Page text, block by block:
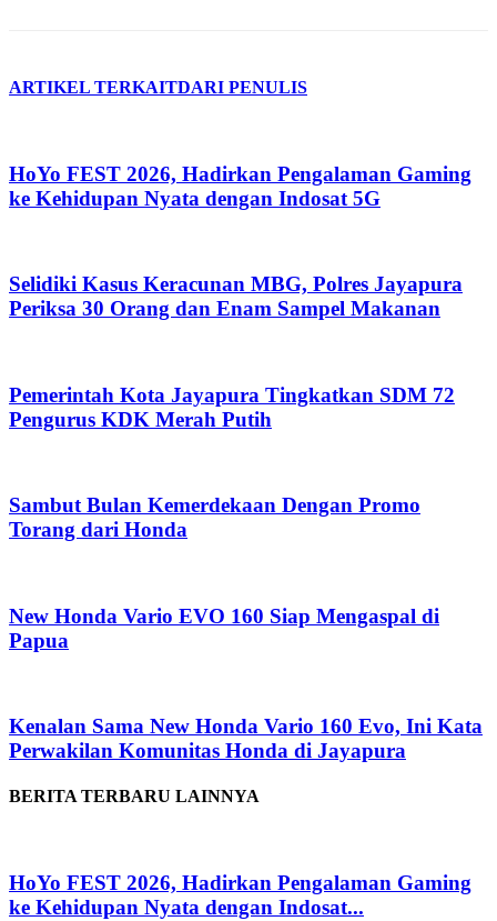
ARTIKEL TERKAITDARI PENULIS
HoYo FEST 2026, Hadirkan Pengalaman Gaming
ke Kehidupan Nyata dengan Indosat 5G
Selidiki Kasus Keracunan MBG, Polres Jayapura
Periksa 30 Orang dan Enam Sampel Makanan
Pemerintah Kota Jayapura Tingkatkan SDM 72
Pengurus KDK Merah Putih
Sambut Bulan Kemerdekaan Dengan Promo
Torang dari Honda
New Honda Vario EVO 160 Siap Mengaspal di
Papua
Kenalan Sama New Honda Vario 160 Evo, Ini Kata
Perwakilan Komunitas Honda di Jayapura
BERITA TERBARU LAINNYA
HoYo FEST 2026, Hadirkan Pengalaman Gaming
ke Kehidupan Nyata dengan Indosat...